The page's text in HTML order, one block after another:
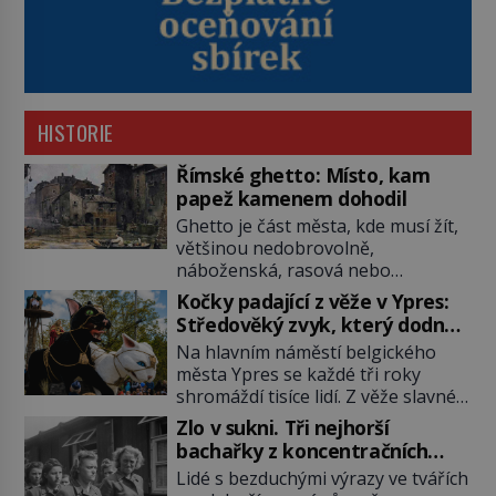
HISTORIE
Římské ghetto: Místo, kam
papež kamenem dohodil
Ghetto je část města, kde musí žít,
většinou nedobrovolně,
náboženská, rasová nebo
národnostní menšina obyvatel.
Bohaté historické zkušenosti mají s
takovým životem Židé. Už od
středověku jsou totiž v každou
chvíli nuceni v nějakém žít. Mezi ty
nejslavnější patří i římské ghetto
založené v roce 1555. Pokud jde o
vztah k Židům, nemá se Řím čím
chlubit. […]
Kočky padající z věže v Ypres:
Středověký zvyk, který dodnes
budí rozpaky
Na hlavním náměstí belgického
města Ypres se každé tři roky
shromáždí tisíce lidí. Z věže slavné
tržnice létají do davu kočky, diváci
jásají a snaží se je chytit. Naštěstí
už nejde o živá zvířata, ale jenom o
plyšové suvenýry. Kdysi to ale bylo
Zlo v sukni. Tři nejhorší
bachařky z koncentračních
táborů
Lidé s bezduchými výrazy ve tvářích